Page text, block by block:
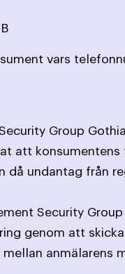
vars
Group
att konsumentens
då undantag från
Security
genom att skicka
anmälarens